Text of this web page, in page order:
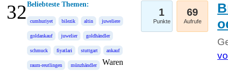
Beliebteste Themen:
cumhuriyet bilezik altin juweliere
goldankauf juwelier goldhändler
schmuck fiyatlari stuttgart ankauf
raum-reutlingen münzhändler Waren
1
Punkte
69
Aufrufe
32